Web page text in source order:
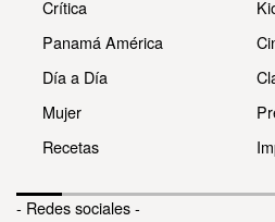
Crítica
Panamá América
Día a Día
Mujer
Recetas
- Redes sociales -